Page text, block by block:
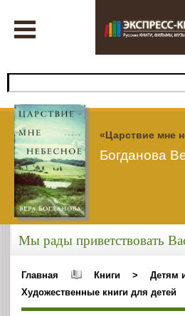
«Царствие мне
Богданова
Мы рады приветствовать
Главная Книги > Детям
Художественные книги для детей